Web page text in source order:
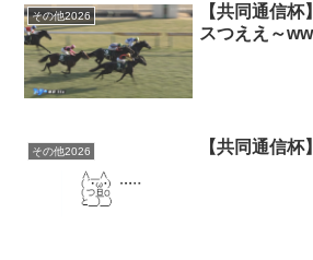
その他2026
【共同通信
スつええ～
その他2026 【共同通信